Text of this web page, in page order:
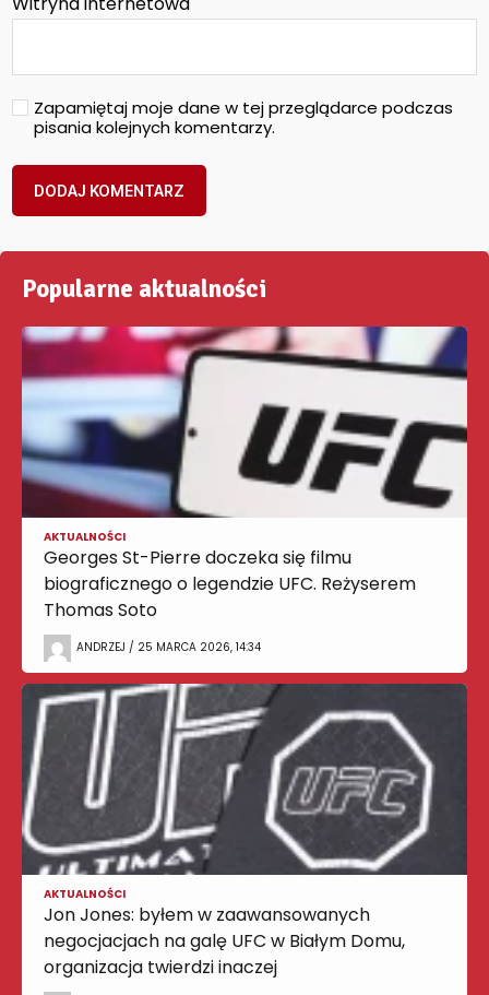
Zapamiętaj moje dane w tej przeglądarce podczas
pisania kolejnych komentarzy.
Popularne aktualności
AKTUALNOŚCI
Georges St-Pierre doczeka się filmu
biograficznego o legendzie UFC. Reżyserem
Thomas Soto
ANDRZEJ / 25 MARCA 2026, 14:34
AKTUALNOŚCI
Jon Jones: byłem w zaawansowanych
negocjacjach na galę UFC w Białym Domu,
organizacja twierdzi inaczej